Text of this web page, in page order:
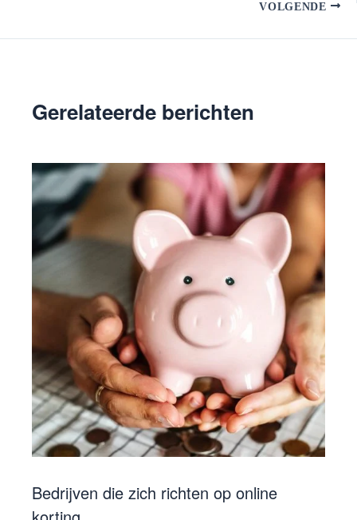
VOLGENDE
Gerelateerde berichten
Bedrijven die zich richten op online